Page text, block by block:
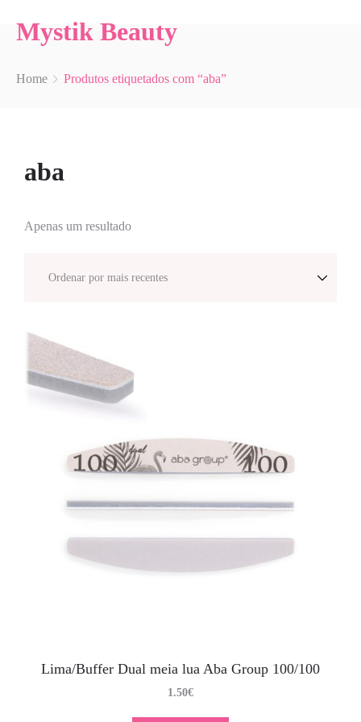
Mystik Beauty
Home Produtos etiquetados com “aba”
aba
Apenas um resultado
Lima/Buffer Dual meia lua Aba Group 100/100
1.50€